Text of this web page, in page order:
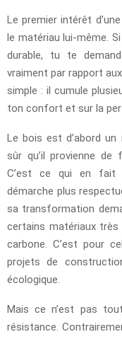
Le premier intérêt
le matériau lui-même.
durable, tu te
vraiment par rapport
simple : il cumule
ton confort et sur la
Le bois est d’abord un
sûr qu’il provienne de
C’est ce qui en fait
démarche plus
sa transformation
certains matériaux
carbone. C’est pour
projets de
écologique.
Mais ce n’est pas
résistance.